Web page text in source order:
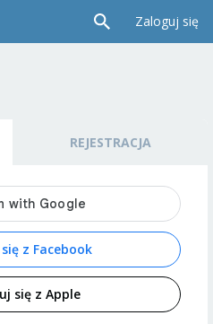
Zaloguj się
REJESTRACJA
z Facebook
się z Apple